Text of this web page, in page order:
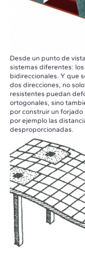
Desde un punto de
sistemas diferentes:
bidireccionales. Y que
dos direcciones, no
resistentes puedan
ortogonales, sino
por construir un
por ejemplo las
desproporcionadas.